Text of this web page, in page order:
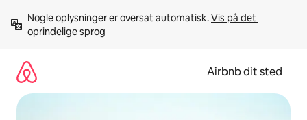
videre
Nogle oplysninger er oversat automatisk. Vis på det
oprindelige sprog
Airbnb dit sted